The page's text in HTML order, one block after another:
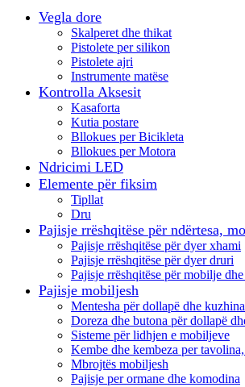
Vegla dore
Skalperet dhe thikat
Pistolete per silikon
Pistolete ajri
Instrumente matëse
Kontrolla Aksesit
Kasaforta
Kutia postare
Bllokues per Bicikleta
Bllokues per Motora
Ndricimi LED
Elemente për fiksim
Tipllat
Dru
Pajisje rrëshqitëse për ndërtesa,
Pajisje rrëshqitëse për dyer xhami
Pajisje rrëshqitëse për dyer druri
Pajisje rrëshqitëse për mobilje
Pajisje mobiljesh
Mentesha për dollapë dhe kuzhina
Doreza dhe butona për dollapë
Sisteme për lidhjen e mobiljeve
Kembe dhe kembeza per
Mbrojtës mobiljesh
Pajisje per ormane dhe komodina